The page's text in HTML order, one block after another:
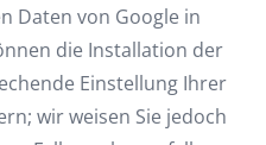
Daten von Google in
die Installation der
Einstellung Ihrer
wir weisen Sie jedoch